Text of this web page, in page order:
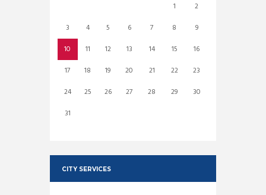
1
2
3
4 5 6 7 8
9
10
11 12 13 14 15
16
17
18 19 20 21 22
23
24
25 26 27 28 29
30
31
CITY SERVICES